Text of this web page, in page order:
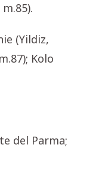
(Yildiz,
Kolo
del Parma;